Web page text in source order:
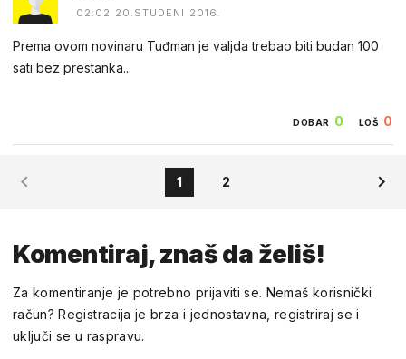
02:02 20.STUDENI 2016.
Prema ovom novinaru Tuđman je valjda trebao biti budan 100
sati bez prestanka...
DOBAR 0 LOŠ 0
1 2
Komentiraj, znaš da želiš!
Za komentiranje je potrebno prijaviti se. Nemaš korisnički
račun? Registracija je brza i jednostavna, registriraj se i
uključi se u raspravu.